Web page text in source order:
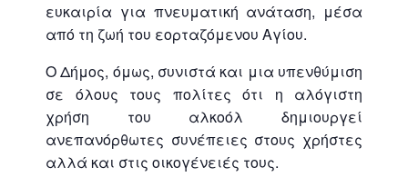
ευκαιρία για πνευματική ανάταση, μέσα
από τη ζωή του εορταζόμενου Αγίου.
Ο Δήμος, όμως, συνιστά και μια υπενθύμιση
σε όλους τους πολίτες ότι η αλόγιστη
χρήση του αλκοόλ δημιουργεί
ανεπανόρθωτες συνέπειες στους χρήστες
αλλά και στις οικογένειές τους.